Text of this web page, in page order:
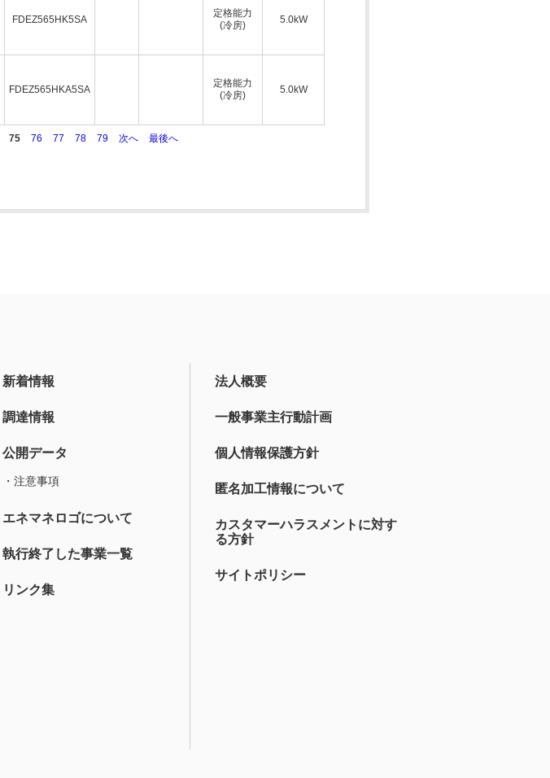
FDEZ565HK5SA
定格能力
(冷房)
5.0kW
FDEZ565HKA5SA
定格能力
(冷房)
5.0kW
75 76 77 78 79 次へ 最後へ
新着情報
調達情報
公開データ
・注意事項
エネマネロゴについて
執行終了した事業一覧
リンク集
法人概要
一般事業主行動計画
個人情報保護方針
匿名加工情報について
カスタマーハラスメントに対す
る方針
サイトポリシー